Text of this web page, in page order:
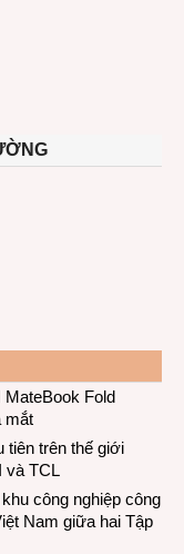
MateBook Fold
mắt
tiên trên thế giới
và TCL
công nghiệp công
Nam giữa hai Tập